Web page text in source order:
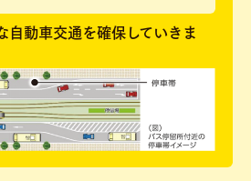
自動車交通を確保していきま